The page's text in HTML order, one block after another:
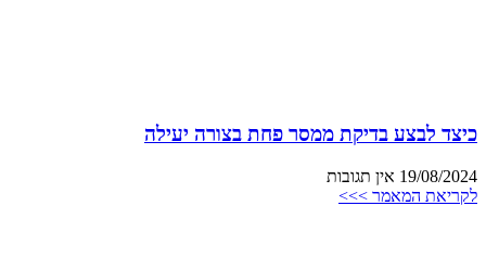
כיצד לבצע בדיקת ממסר פחת בצורה יעילה
19/08/2024 אין תגובות
לקריאת המאמר >>>